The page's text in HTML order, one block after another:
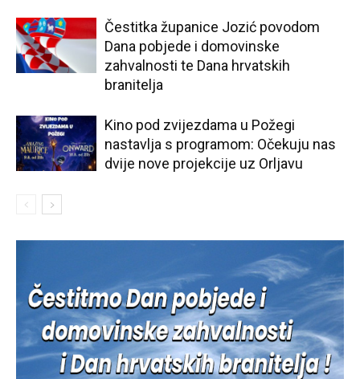
Čestitka županice Jozić povodom
Dana pobjede i domovinske
zahvalnosti te Dana hrvatskih
branitelja
Kino pod zvijezdama u Požegi
nastavlja s programom: Očekuju nas
dvije nove projekcije uz Orljavu